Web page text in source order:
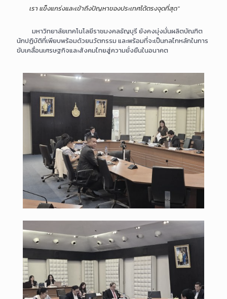
เรา แข็งแกร่งและเข้าถึงปัญหาของประเทศได้ตรงจุดที่สุด"
มหาวิทยาลัยเทคโนโลยีราชมงคลธัญบุรี ยังคงมุ่งมั่นผลิตบัณฑิต
นักปฏิบัติที่เพียบพร้อมด้วยนวัตกรรม และพร้อมที่จะเป็นกลไกหลักในการ
ขับเคลื่อนเศรษฐกิจและสังคมไทยสู่ความยั่งยืนในอนาคต